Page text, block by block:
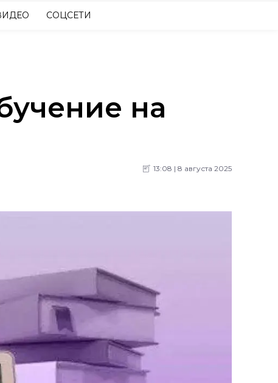
СОЦСЕТИ
на
13:08 | 8 августа 2025